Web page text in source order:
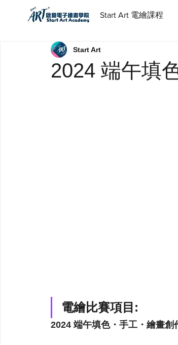
Start Art 電繪課程
2024 端午填
Start Art
電繪比賽項目:
2024 端午填色・手工・繪畫創